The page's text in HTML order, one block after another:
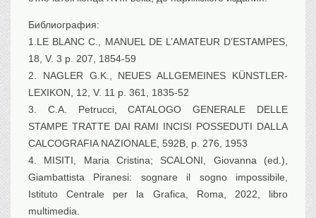
Библиография:
1.LE BLANC C., MANUEL DE L’AMATEUR D’ESTAMPES,
18, V. 3 p. 207, 1854-59
2. NAGLER G.K., NEUES ALLGEMEINES KÜNSTLER-
LEXIKON, 12, V. 11 p. 361, 1835-52
3. C.A. Petrucci, CATALOGO GENERALE DELLE
STAMPE TRATTE DAI RAMI INCISI POSSEDUTI DALLA
CALCOGRAFIA NAZIONALE, 592B, p. 276, 1953
4. MISITI, Maria Cristina; SCALONI, Giovanna (ed.),
Giambattista Piranesi: sognare il sogno impossibile,
Istituto Centrale per la Grafica, Roma, 2022, libro
multimedia.